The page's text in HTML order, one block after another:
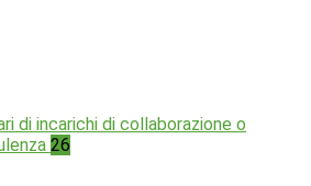
di incarichi di collaborazione o
26